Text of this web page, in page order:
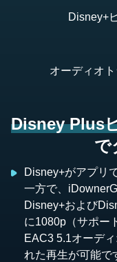
Disney+
オーディオ
Disney Plus
で
Disney+がアプリ
一方で、
Disney+および
に1080p（サポー
EAC3 5.1オーデ
れた再生が可能で